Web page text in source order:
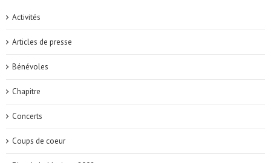
Activités
Articles de presse
Bénévoles
Chapitre
Concerts
Coups de coeur